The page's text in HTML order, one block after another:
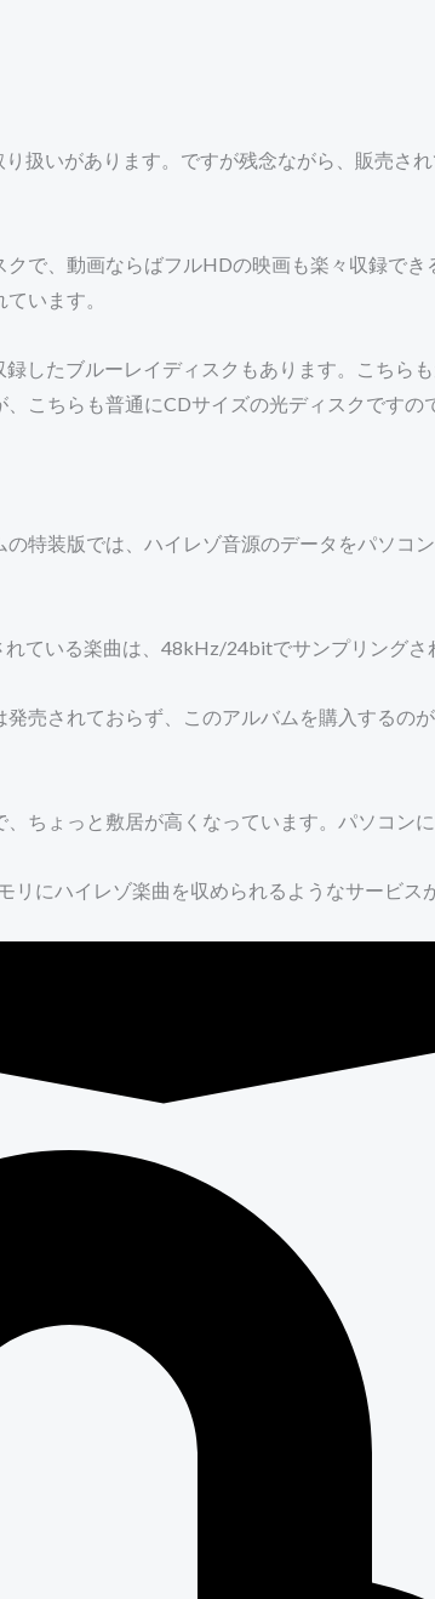
扱いがあります。ですが残念ながら、販売され
で、動画ならばフルHDの映画も楽々収録で
います。
したブルーレイディスクもあります。こちら
こちらも普通にCDサイズの光ディスクです
特装版では、ハイレゾ音源のデータをパソコ
ている楽曲は、48kHz/24bitでサンプリングさ
売されておらず、このアルバムを購入するの
ちょっと敷居が高くなっています。パソコン
にハイレゾ楽曲を収められるようなサービス